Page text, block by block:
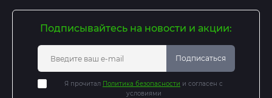
Подписывайтесь на новости и акции:
Подписаться
Я прочитал Политика безопасности и согласен с
условиями